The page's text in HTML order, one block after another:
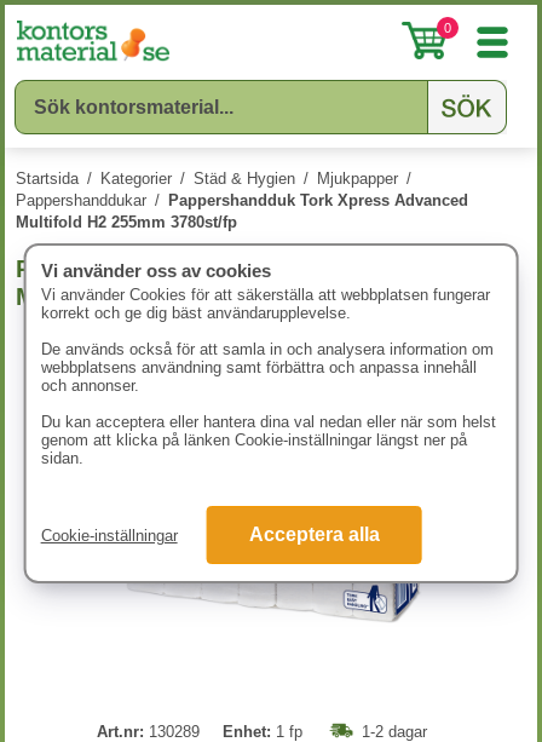
0
Startsida / Kategorier / Städ & Hygien / Mjukpapper /
Pappershanddukar / Pappershandduk Tork Xpress Advanced
Multifold H2 255mm 3780st/fp
Pappershandduk Tork Xpress Advanced
Multifold H2 255mm 3780st/fp
Art.nr: 130289 Enhet: 1 fp 1-2 dagar
Vi använder oss av cookies
Vi använder Cookies för att säkerställa att webbplatsen fungerar
korrekt och ge dig bäst användarupplevelse.
De används också för att samla in och analysera information om
webbplatsens användning samt förbättra och anpassa innehåll
och annonser.
Du kan acceptera eller hantera dina val nedan eller när som helst
genom att klicka på länken Cookie-inställningar längst ner på
sidan.
Cookie-inställningar Acceptera alla